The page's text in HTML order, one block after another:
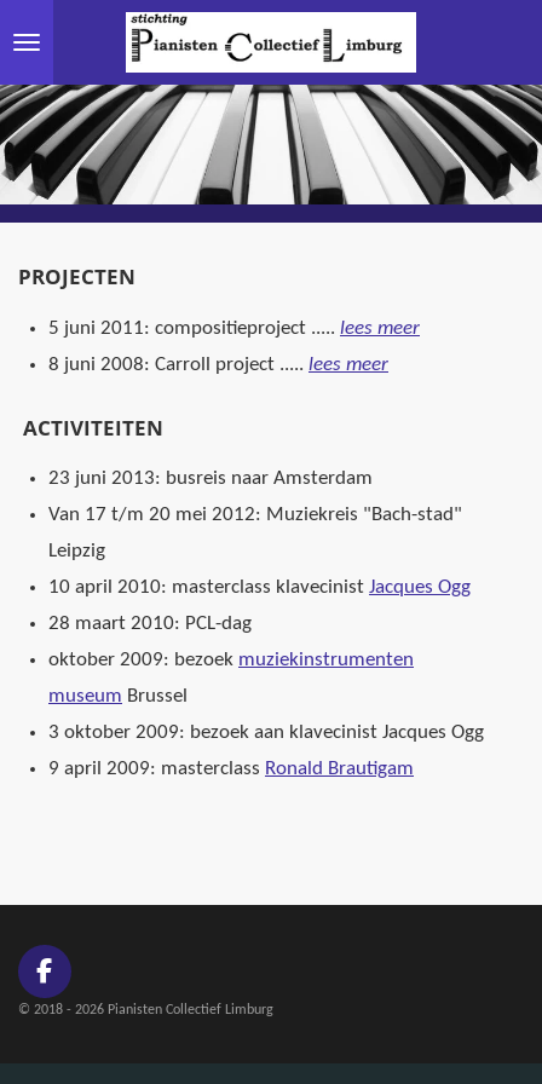
Ga
naar
de
hoofdinhoud
PROJECTEN
5 juni 2011: compositieproject ..... lees meer
8 juni 2008: Carroll project ..... lees meer
ACTIVITEITEN
23 juni 2013: busreis naar Amsterdam
Van 17 t/m 20 mei 2012: Muziekreis "Bach-stad"
Leipzig
10 april 2010: masterclass klavecinist Jacques Ogg
28 maart 2010: PCL-dag
oktober 2009: bezoek muziekinstrumenten
museum Brussel
3 oktober 2009: bezoek aan klavecinist Jacques Ogg
9 april 2009: masterclass Ronald Brautigam
F
a
© 2018 - 2026 Pianisten Collectief Limburg